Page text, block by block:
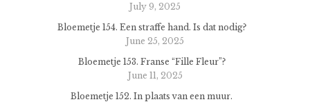
July 9, 2025
Bloemetje 154. Een straffe hand. Is dat nodig?
June 25, 2025
Bloemetje 153. Franse “Fille Fleur”?
June 11, 2025
Bloemetje 152. In plaats van een muur.